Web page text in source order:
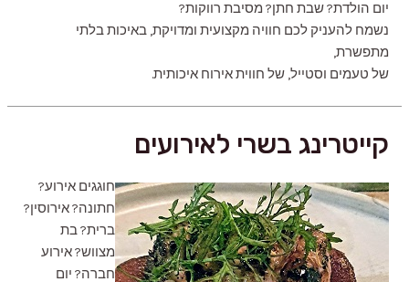
יום הולדת? שבת חתן? מסיבת רווקות?
נשמח להעניק לכם חוויה מקצועית ומדויקת, באיכות בלתי
מתפשרת,
של טעמים וסטייל, של חווית אירוח איכותית.
קייטרינג בשרי לאירועים
חוגגים אירוע?
חתונה? אירוסין?
ברית? בת
מצווש? אירוע
חברה? יום